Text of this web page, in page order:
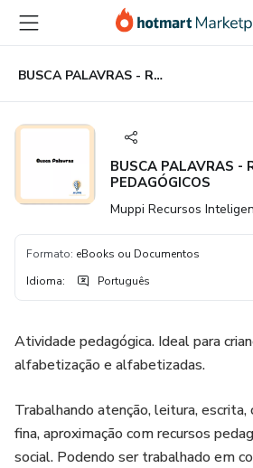
para
conteúdo
principal
para
pagamento
para
rodapé
BUSCA PALAVRAS - RECURSOS PEDAGÓGICOS
BUSCA PALAVRAS -
PEDAGÓGICOS
Muppi Recursos
Formato: eBooks ou Documentos
Idioma: Português
Atividade pedagógica. Ideal para
alfabetização e alfabetizadas.
Trabalhando atenção, leitura,
fina, aproximação com recursos
social. Podendo ser trabalhado em